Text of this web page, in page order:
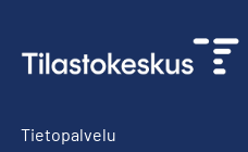
Tietopalvelu